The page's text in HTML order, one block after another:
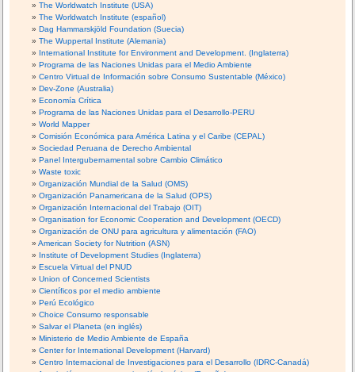
The Worldwatch Institute (USA)
The Worldwatch Institute (español)
Dag Hammarskjöld Foundation (Suecia)
The Wuppertal Institute (Alemania)
International Institute for Environment and Development. (Inglaterra)
Programa de las Naciones Unidas para el Medio Ambiente
Centro Virtual de Información sobre Consumo Sustentable (México)
Dev-Zone (Australia)
Economía Crítica
Programa de las Naciones Unidas para el Desarrollo-PERU
World Mapper
Comisión Económica para América Latina y el Caribe (CEPAL)
Sociedad Peruana de Derecho Ambiental
Panel Intergubernamental sobre Cambio Climático
Waste toxic
Organización Mundial de la Salud (OMS)
Organización Panamericana de la Salud (OPS)
Organización Internacional del Trabajo (OIT)
Organisation for Economic Cooperation and Development (OECD)
Organización de ONU para agricultura y alimentación (FAO)
American Society for Nutrition (ASN)
Institute of Development Studies (Inglaterra)
Escuela Virtual del PNUD
Union of Concerned Scientists
Científicos por el medio ambiente
Perú Ecológico
Choice Consumo responsable
Salvar el Planeta (en inglés)
Ministerio de Medio Ambiente de España
Center for International Development (Harvard)
Centro Internacional de Investigaciones para el Desarrollo (IDRC-Canadá)